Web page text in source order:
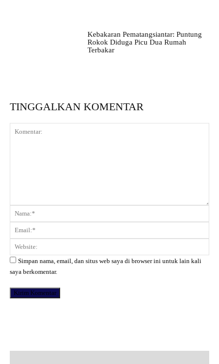
Kebakaran Pematangsiantar: Puntung
Rokok Diduga Picu Dua Rumah
Terbakar
TINGGALKAN KOMENTAR
Komentar:
Simpan nama, email, dan situs web saya di browser ini untuk lain kali
saya berkomentar.